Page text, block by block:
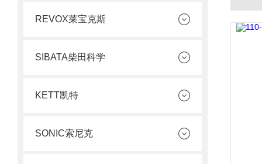
REVOX莱宝克斯
SIBATA柴田科学
KETT凯特
SONIC索尼克